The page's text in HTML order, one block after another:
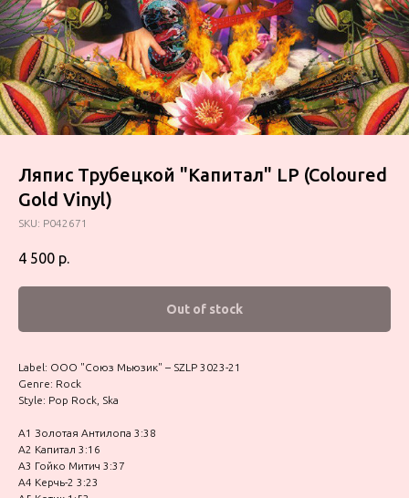
Ляпис Трубецкой "Капитал" LP (Coloured
Gold Vinyl)
SKU: P042671
4 500 р.
Out of stock
Label: ООО "Союз Мьюзик" – SZLP 3023-21
Genre: Rock
Style: Pop Rock, Ska
A1 Золотая Антилопа 3:38
A2 Капитал 3:16
A3 Гойко Митич 3:37
A4 Керчь-2 3:23